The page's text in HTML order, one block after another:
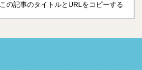
この記事のタイトルとURLをコピーする